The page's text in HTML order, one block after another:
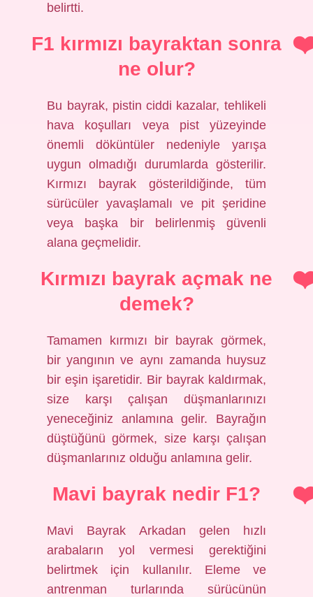
belirtti.
F1 kırmızı bayraktan sonra
ne olur?
Bu bayrak, pistin ciddi kazalar, tehlikeli
hava koşulları veya pist yüzeyinde
önemli döküntüler nedeniyle yarışa
uygun olmadığı durumlarda gösterilir.
Kırmızı bayrak gösterildiğinde, tüm
sürücüler yavaşlamalı ve pit şeridine
veya başka bir belirlenmiş güvenli
alana geçmelidir.
Kırmızı bayrak açmak ne
demek?
Tamamen kırmızı bir bayrak görmek,
bir yangının ve aynı zamanda huysuz
bir eşin işaretidir. Bir bayrak kaldırmak,
size karşı çalışan düşmanlarınızı
yeneceğiniz anlamına gelir. Bayrağın
düştüğünü görmek, size karşı çalışan
düşmanlarınız olduğu anlamına gelir.
Mavi bayrak nedir F1?
Mavi Bayrak Arkadan gelen hızlı
arabaların yol vermesi gerektiğini
belirtmek için kullanılır. Eleme ve
antrenman turlarında sürücünün